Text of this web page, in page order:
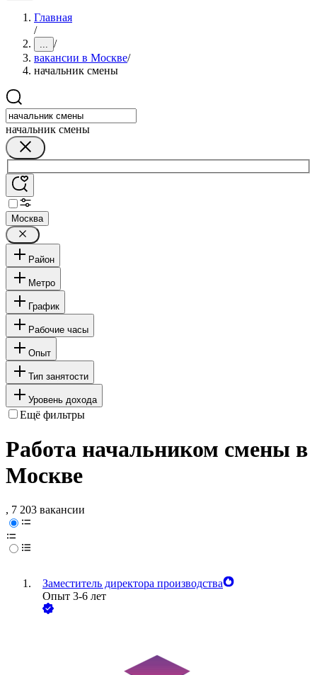
Главная
/
... /
вакансии в Москве/
начальник смены
начальник смены
Москва
Район
Метро
График
Рабочие часы
Опыт
Тип занятости
Уровень дохода
Ещё фильтры
Работа начальником смены в
Москве
, 7 203 вакансии
Заместитель директора производства
Опыт 3-6 лет